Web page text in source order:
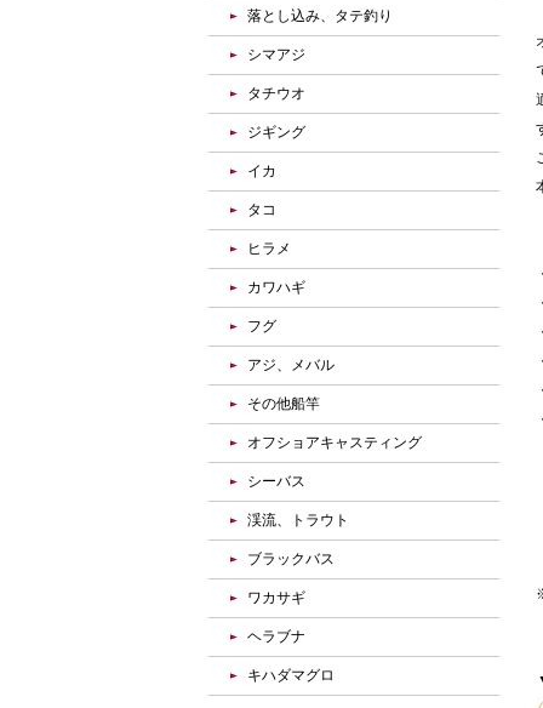
落とし込み、タテ釣り
シマアジ
タチウオ
ジギング
イカ
タコ
ヒラメ
カワハギ
フグ
アジ、メバル
その他船竿
オフショアキャスティング
シーバス
渓流、トラウト
ブラックバス
ワカサギ
ヘラブナ
キハダマグロ